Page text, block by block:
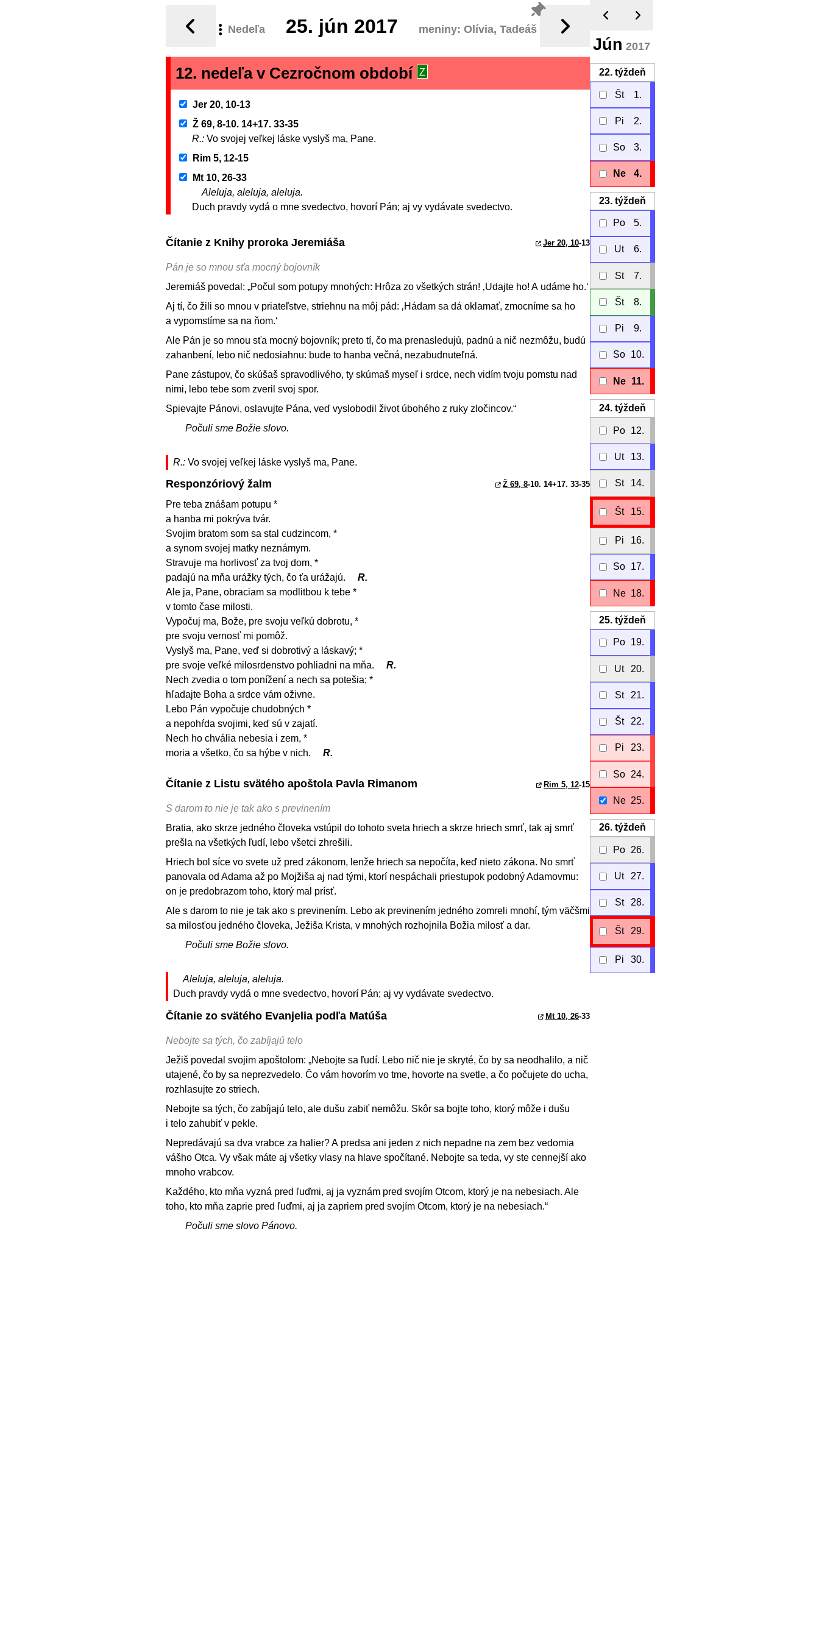
Nedeľa 25. jún 2017 meniny: Olívia, Tadeáš
12. nedeľa v Cezročnom období Z
Jer 20, 10-13
Ž 69, 8-10. 14+17. 33-35
R.: Vo svojej veľkej láske vyslyš ma, Pane.
Rim 5, 12-15
Mt 10, 26-33
Aleluja, aleluja, aleluja.
Duch pravdy vydá o mne svedectvo, hovorí Pán; aj vy vydávate svedectvo.
Čítanie z Knihy proroka Jeremiáša Jer 20, 10-13
Pán je so mnou sťa mocný bojovník
Jeremiáš povedal: „Počul som potupy mnohých: Hrôza zo všetkých strán! ‚Udajte ho! A udáme ho.‘
Aj tí, čo žili so mnou v priateľstve, striehnu na môj pád: ‚Hádam sa dá oklamať, zmocníme sa ho
a vypomstíme sa na ňom.‘
Ale Pán je so mnou sťa mocný bojovník; preto tí, čo ma prenasledujú, padnú a nič nezmôžu, budú
zahanbení, lebo nič nedosiahnu: bude to hanba večná, nezabudnuteľná.
Pane zástupov, čo skúšaš spravodlivého, ty skúmaš myseľ i srdce, nech vidím tvoju pomstu nad
nimi, lebo tebe som zveril svoj spor.
Spievajte Pánovi, oslavujte Pána, veď vyslobodil život úbohého z ruky zločincov.“
Počuli sme Božie slovo.
R.: Vo svojej veľkej láske vyslyš ma, Pane.
Responzóriový žalm Ž 69, 8-10. 14+17. 33-35
Pre teba znášam potupu *
a hanba mi pokrýva tvár.
Svojim bratom som sa stal cudzincom, *
a synom svojej matky neznámym.
Stravuje ma horlivosť za tvoj dom, *
padajú na mňa urážky tých, čo ťa urážajú.
R.
Ale ja, Pane, obraciam sa modlitbou k tebe *
v tomto čase milosti.
Vypočuj ma, Bože, pre svoju veľkú dobrotu, *
pre svoju vernosť mi pomôž.
Vyslyš ma, Pane, veď si dobrotivý a láskavý; *
pre svoje veľké milosrdenstvo pohliadni na mňa.
R.
Nech zvedia o tom ponížení a nech sa potešia; *
hľadajte Boha a srdce vám oživne.
Lebo Pán vypočuje chudobných *
a nepohŕda svojimi, keď sú v zajatí.
Nech ho chvália nebesia i zem, *
moria a všetko, čo sa hýbe v nich.
R.
Čítanie z Listu svätého apoštola Pavla Rimanom Rim 5, 12-15
S darom to nie je tak ako s previnením
Bratia, ako skrze jedného človeka vstúpil do tohoto sveta hriech a skrze hriech smrť, tak aj smrť
prešla na všetkých ľudí, lebo všetci zhrešili.
Hriech bol síce vo svete už pred zákonom, lenže hriech sa nepočíta, keď nieto zákona. No smrť
panovala od Adama až po Mojžiša aj nad tými, ktorí nespáchali priestupok podobný Adamovmu:
on je predobrazom toho, ktorý mal prísť.
Ale s darom to nie je tak ako s previnením. Lebo ak previnením jedného zomreli mnohí, tým väčšmi
sa milosťou jedného človeka, Ježiša Krista, v mnohých rozhojnila Božia milosť a dar.
Počuli sme Božie slovo.
Aleluja, aleluja, aleluja.
Duch pravdy vydá o mne svedectvo, hovorí Pán; aj vy vydávate svedectvo.
Čítanie zo svätého Evanjelia podľa Matúša Mt 10, 26-33
Nebojte sa tých, čo zabíjajú telo
Ježiš povedal svojim apoštolom: „Nebojte sa ľudí. Lebo nič nie je skryté, čo by sa neodhalilo, a nič
utajené, čo by sa neprezvedelo. Čo vám hovorím vo tme, hovorte na svetle, a čo počujete do ucha,
rozhlasujte zo striech.
Nebojte sa tých, čo zabíjajú telo, ale dušu zabiť nemôžu. Skôr sa bojte toho, ktorý môže i dušu
i telo zahubiť v pekle.
Nepredávajú sa dva vrabce za halier? A predsa ani jeden z nich nepadne na zem bez vedomia
vášho Otca. Vy však máte aj všetky vlasy na hlave spočítané. Nebojte sa teda, vy ste cennejší ako
mnoho vrabcov.
Každého, kto mňa vyzná pred ľuďmi, aj ja vyznám pred svojím Otcom, ktorý je na nebesiach. Ale
toho, kto mňa zaprie pred ľuďmi, aj ja zapriem pred svojím Otcom, ktorý je na nebesiach.“
Počuli sme slovo Pánovo.
Jún 2017
22. týždeň
Št 1.
Pi 2.
So 3.
Ne 4.
23. týždeň
Po 5.
Ut 6.
St 7.
Št 8.
Pi 9.
So 10.
Ne 11.
24. týždeň
Po 12.
Ut 13.
St 14.
Št 15.
Pi 16.
So 17.
Ne 18.
25. týždeň
Po 19.
Ut 20.
St 21.
Št 22.
Pi 23.
So 24.
Ne 25.
26. týždeň
Po 26.
Ut 27.
St 28.
Št 29.
Pi 30.